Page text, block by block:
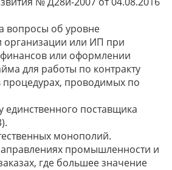
вопросы об уровне
организации или ИП при
или оформлении
для работы по контракту
процедурах, проводимых по
единственного поставщика
монополий.
промышленности и
где большее значение